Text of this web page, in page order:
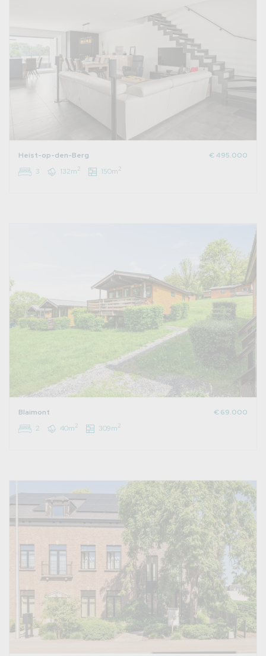
Heist-op-den-Berg
€ 495.000
3
132m2 150m2
Blaimont
€ 69.000
2
40m2 309m2